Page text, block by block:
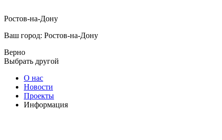
Ростов-на-Дону
Ваш город: Ростов-на-Дону
Верно
Выбрать другой
О нас
Новости
Проекты
Информация